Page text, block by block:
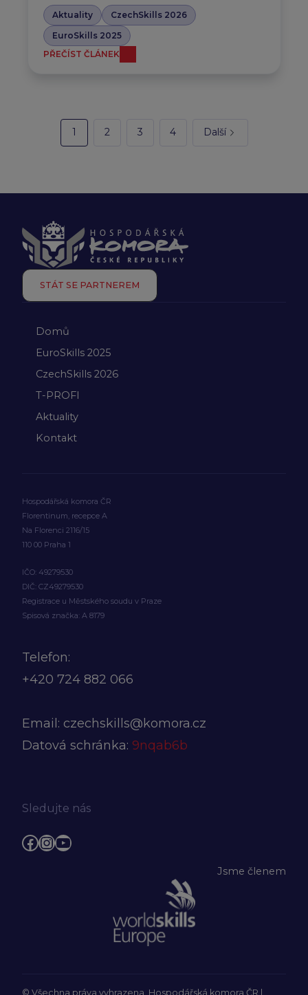
Aktuality
CzechSkills 2026
EuroSkills 2025
PŘEČÍST ČLÁNEK
1 2 3 4 Další
STÁT SE PARTNEREM
Domů
EuroSkills 2025
CzechSkills 2026
T-PROFI
Aktuality
Kontakt
Hospodářská komora ČR
Florentinum, recepce A
Na Florenci 2116/15
110 00 Praha 1
IČO: 49279530
DIČ: CZ49279530
Registrace u Městského soudu v Praze
Spisová značka: A 8179
Telefon:
+420 724 882 066
Email: czechskills@komora.cz
Datová schránka: 9nqab6b
Sledujte nás
Facebook
Instagram
YouTube
Jsme členem
© Všechna práva vyhrazena, Hospodářská komora ČR |